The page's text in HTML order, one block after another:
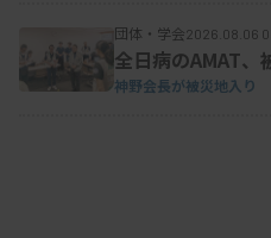
43.7％。また、土日や祝
「支給なし」が59.1％を
団体・学会2026.08.06
全日病のAMAT、
神野会長が被災地入り